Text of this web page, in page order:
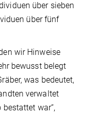
über sieben
über fünf
wir Hinweise
bewusst belegt
was bedeutet,
verwaltet
war“,